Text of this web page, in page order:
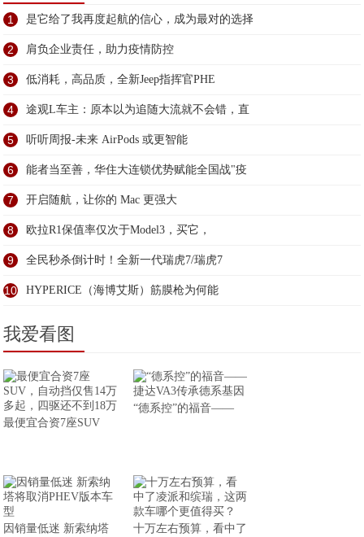
1 是它给了我再度起航的信心，成为最对的选择
2 肩负企业责任，助力疫情防控
3 低消耗，高品质，全新Jeep指挥官PHE
4 途观L车主：原本以为追随大流就不会错，直
5 听听周报-未来 AirPods 或更智能
6 能者当至善，华住大连锁优势赋能全国战"疫
7 开启随航，让你的 Mac 更强大
8 欧拉R1保值率仅次于Model3，买它，
9 全民秒杀倒计时！全新一代瑞虎7/瑞虎7
10 HYPERICE（海博艾斯）筋膜枪为何能
我爱看图
最便宜合资7座SUV
“德系控”的福音——
因销量低迷 新索纳塔 十万左右预算，看中了